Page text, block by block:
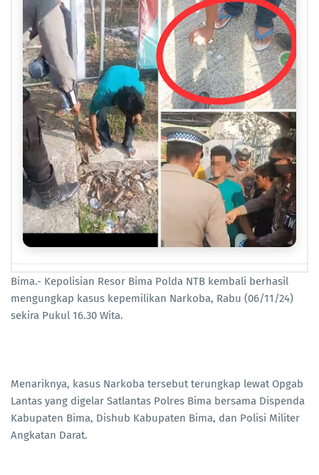
Bima.- Kepolisian Resor Bima Polda NTB kembali berhasil
mengungkap kasus kepemilikan Narkoba, Rabu (06/11/24)
sekira Pukul 16.30 Wita.
Menariknya, kasus Narkoba tersebut terungkap lewat Opgab
Lantas yang digelar Satlantas Polres Bima bersama Dispenda
Kabupaten Bima, Dishub Kabupaten Bima, dan Polisi Militer
Angkatan Darat.